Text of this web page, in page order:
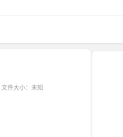
文件大小：未知